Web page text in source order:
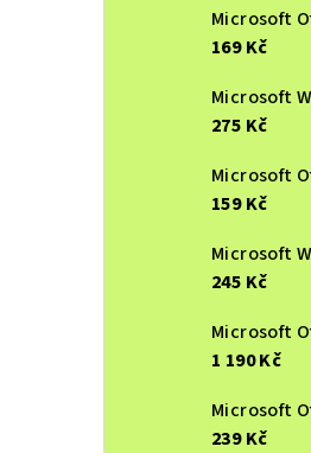
169 Kč
275 Kč
159 Kč
245 Kč
1 190 Kč
239 Kč